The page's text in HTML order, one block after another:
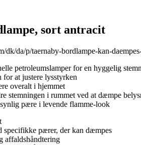
sort antracit
dk/da/p/taernaby-bordlampe-kan-
petroleumslamper for en hyggelig
at justere lysstyrken
overalt i hjemmet
stemningen i rummet ved at dæmpe
pære i levende flamme-look
specifikke pærer, der kan dæmpes
affaldshåndtering